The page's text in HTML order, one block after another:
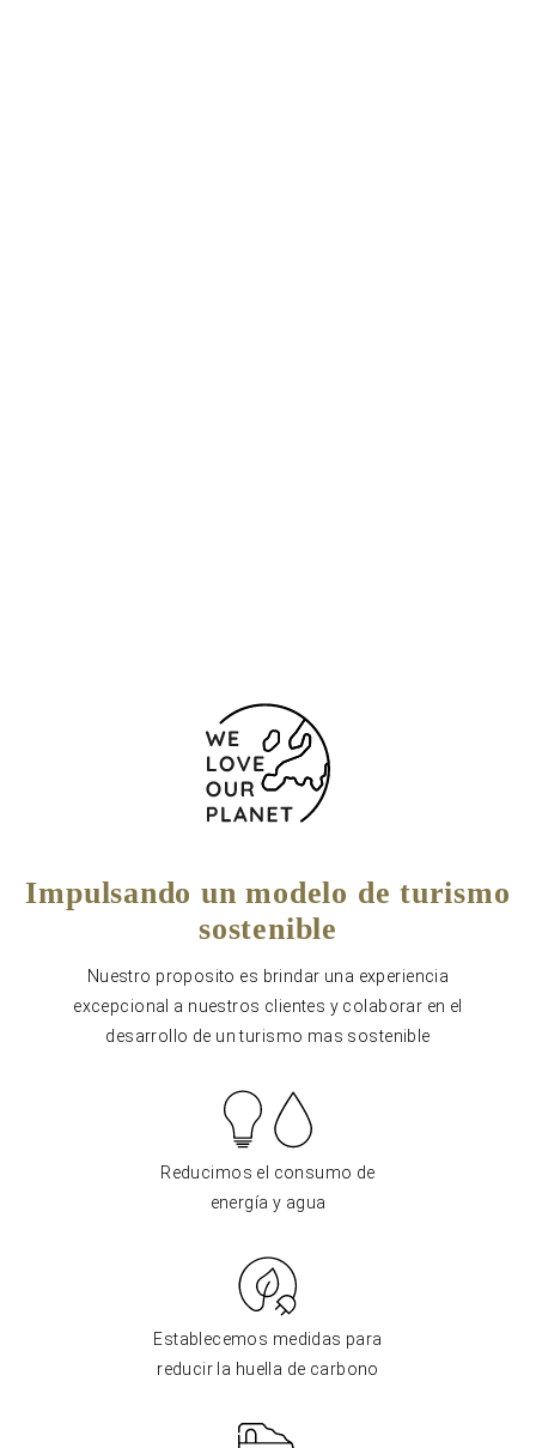
Impulsando un modelo de turismo
sostenible
Nuestro proposito es brindar una experiencia
excepcional a nuestros clientes y colaborar en el
desarrollo de un turismo mas sostenible
Reducimos el consumo de
energía y agua
Establecemos medidas para
reducir la huella de carbono